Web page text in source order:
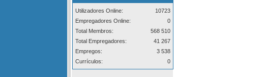
Utilizadores Online:
10723
Empregadores Online:
0
Total Membros:
568 510
Total Empregadores:
41 267
Empregos:
3 538
Currículos:
0